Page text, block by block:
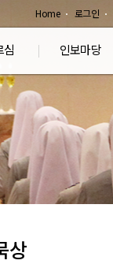
Home 로그인
심 인보마당
상